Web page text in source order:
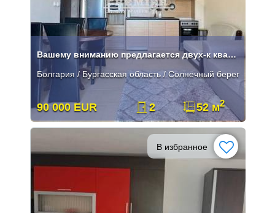
Вашему вниманию предлагается двух-к квартира на Солнечном Берегу.
Болгария / Бургасская область / Солнечный берег
90 000 EUR 2 52 м2
В избранное